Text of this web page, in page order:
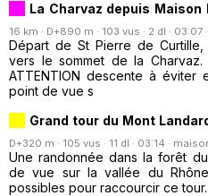
La Charvaz depuis Maison
16 km · D+890 m · 103 vus · 2 dl · 03:07 ·
Départ de St Pierre de
vers le sommet de la
ATTENTION descente à
point de vue s
Grand tour du Mont
D+320 m · 105 vus · 11 dl · 03:14 ·
Une randonnée dans la forêt
de vue sur la vallée du
possibles pour raccourcir ce tour.